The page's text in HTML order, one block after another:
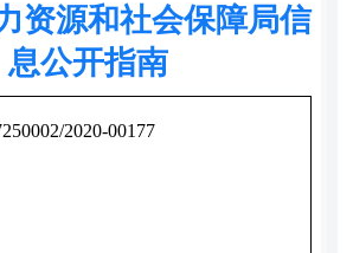
资源和社会保障局信
息公开指南
2020-00177